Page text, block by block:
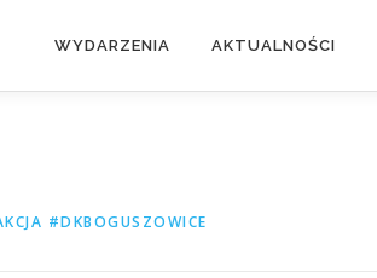
WYDARZENIA AKTUALNOŚCI
#DKBOGUSZOWICE